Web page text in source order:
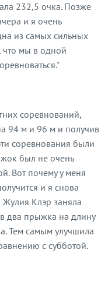
232,5 очка. Позже
и я очень
из самых сильных
что мы в одной
соревнований,
94 м и 96 м и получив
соревнования были
был не очень
Вот почему у меня
и я снова
Клэр заняла
два прыжка на длину
Тем самым улучшила
с субботой.